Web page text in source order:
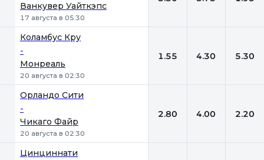
Ванкувер Уайткэпс
17 августа в 05:30
Коламбус Кру
-
Монреаль
20 августа в 02:30
1.55 4.30 5.30
Орландо Сити
-
Чикаго Файр
20 августа в 02:30
2.80 4.00 2.20
Цинциннати